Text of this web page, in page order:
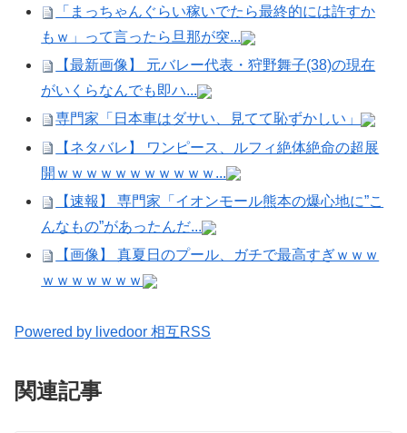
「まっちゃんぐらい稼いでたら最終的には許すか
もｗ」って言ったら旦那が突...
【最新画像】 元バレー代表・狩野舞子(38)の現在
がいくらなんでも即ハ...
専門家「日本車はダサい、見てて恥ずかしい」
【ネタバレ】 ワンピース、ルフィ絶体絶命の超展
開ｗｗｗｗｗｗｗｗｗｗｗ...
【速報】 専門家「イオンモール熊本の爆心地に”こ
んなもの”があったんだ...
【画像】 真夏日のプール、ガチで最高すぎｗｗｗ
ｗｗｗｗｗｗｗ
Powered by livedoor 相互RSS
関連記事